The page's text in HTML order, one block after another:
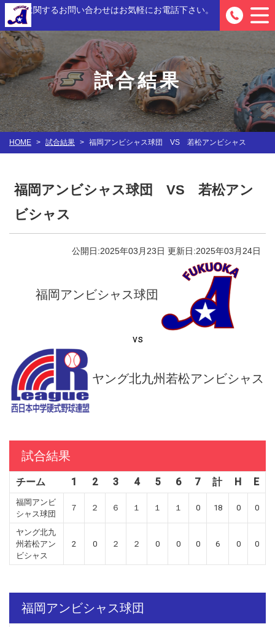
入部に関するお問い合わせはお気軽にお電話下さい。
試合結果
HOME > 試合結果 > 福岡アンビシャス球団 VS 若松アンビシャス
福岡アンビシャス球団 VS 若松アン
ビシャス
公開日:2025年03月23日 更新日:2025年03月24日
福岡アンビシャス球団
vs
ヤング北九州若松アンビシャス
試合結果
チーム 1 2 3 4 5 6 7 計 H E
福岡アンビ
シャス球団
７ ２ ６ １ １ １ 0 18 0 0
ヤング北九
州若松アン
ビシャス
2 0 ２ ２ 0 0 0 6 0 0
福岡アンビシャス球団